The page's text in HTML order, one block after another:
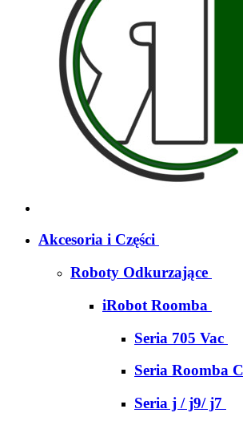
Akcesoria i Części
Roboty Odkurzające
iRobot Roomba
Seria 705 Vac
Seria Roomba
Seria j / j9/ j7